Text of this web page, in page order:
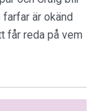
farfar är okänd
får reda på vem